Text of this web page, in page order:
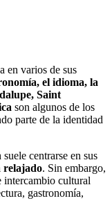
en varios de sus
el idioma, la
Saint
son algunos de los
parte de la identidad
centrarse en sus
relajado. Sin embargo,
intercambio cultural
gastronomía,